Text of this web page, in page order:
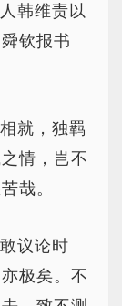
韩维责以
钦报书
就，独羁
情，岂不
哉。
议论时
极矣。不